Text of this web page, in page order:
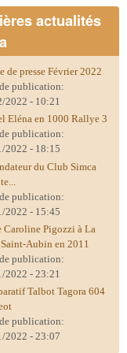
actualités
de presse Février 2022
publication:
2022 - 10:21
Eléna en 1000 Rallye 3
publication:
2022 - 18:15
du Club Simca
publication:
2022 - 15:45
Caroline Pigozzi à La
Aubin en 2011
publication:
2022 - 23:21
Talbot Tagora 604
publication:
2022 - 23:07